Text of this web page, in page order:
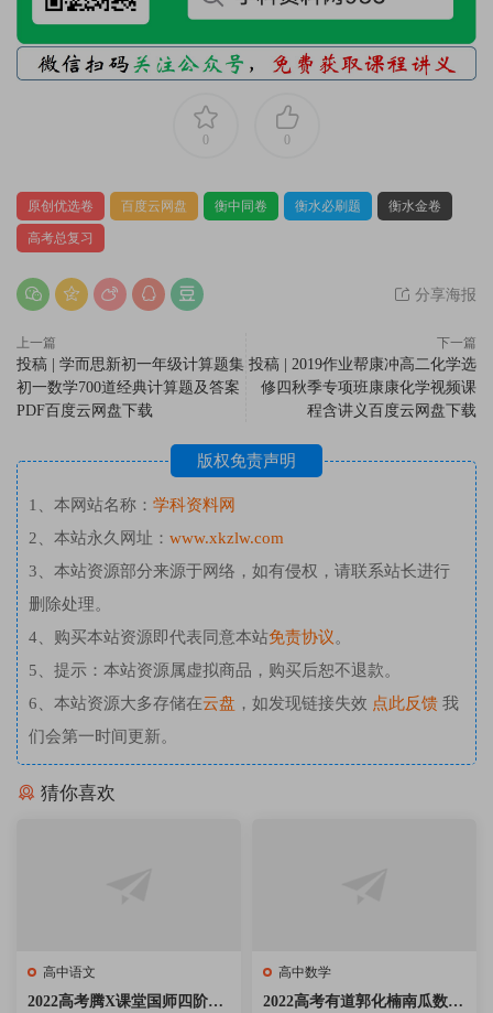
0 0
原创优选卷 百度云网盘 衡中同卷 衡水必刷题 衡水金卷
高考总复习
分享海报
上一篇
投稿 | 学而思新初一年级计算题集
初一数学700道经典计算题及答案
PDF百度云网盘下载
下一篇
投稿 | 2019作业帮康冲高二化学选
修四秋季专项班康康化学视频课
程含讲义百度云网盘下载
版权免责声明
1、本网站名称： 学科资料网
2、本站永久网址： www.xkzlw.com
3、本站资源部分来源于网络，如有侵权，请联系站长进行
删除处理。
4、购买本站资源即代表同意本站免责协议。
5、提示：本站资源属虚拟商品，购买后恕不退款。
6、本站资源大多存储在云盘 ，如发现链接失效 点此反馈 我
们会第一时间更新。
猜你喜欢
高中语文
2022高考腾X课堂国师四阶段
高中数学
2022高考有道郭化楠南瓜数学